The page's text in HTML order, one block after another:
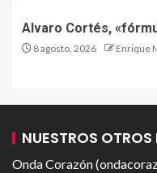
Alvaro Cortés,
8 agosto, 2026 Enrique
NUESTROS
Onda Corazón